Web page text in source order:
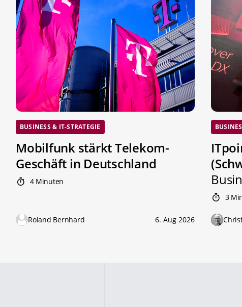
BUSINESS & IT-STRATEGIE
Mobilfunk stärkt Telekom-
Geschäft in Deutschland
4 Minuten
Roland Bernhard 6. Aug 2026
3